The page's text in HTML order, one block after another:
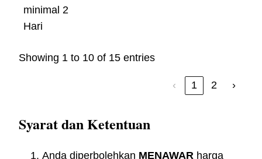
minimal 2
Hari
Showing 1 to 10 of 15 entries
‹ 1 2 ›
Syarat dan Ketentuan
Anda diperbolehkan MENAWAR harga